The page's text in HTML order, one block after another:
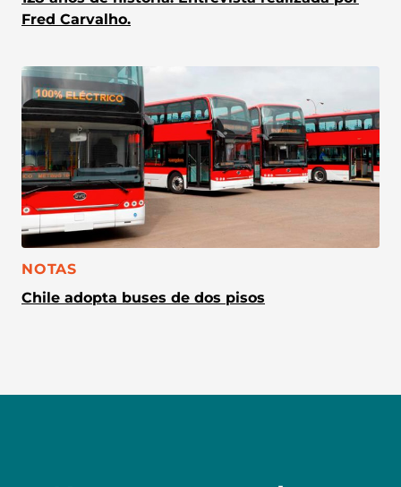
Fred Carvalho.
CATEGORÍA:
NOTAS
Chile adopta buses de dos pisos